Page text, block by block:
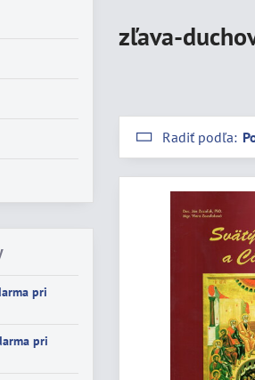
zľava-
Radiť podľa:
pri
pri